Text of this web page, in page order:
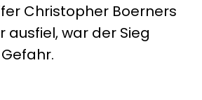
Christopher Boerners
ausfiel, war der Sieg